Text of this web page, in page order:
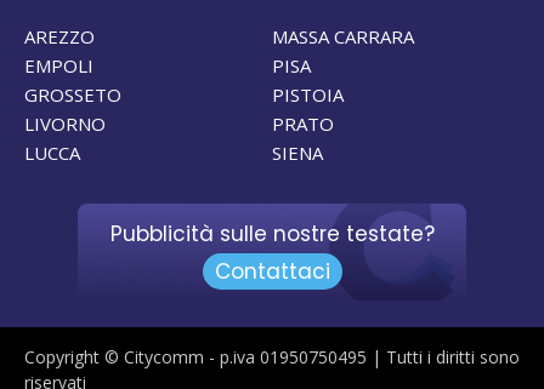
AREZZO
EMPOLI
GROSSETO
LIVORNO
LUCCA
MASSA CARRARA
PISA
PISTOIA
PRATO
SIENA
Pubblicità sulle nostre testate?
Contattaci
Copyright © Citycomm - p.iva 01950750495 | Tutti i diritti sono
riservati